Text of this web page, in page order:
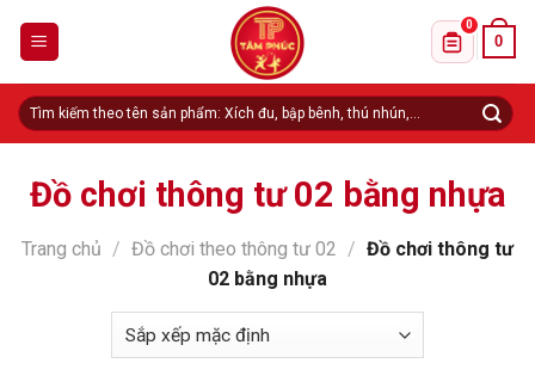
0
Danh sách
0
Tìm
kiếm:
Đồ chơi thông tư 02 bằng nhựa
Trang chủ / Đồ chơi theo thông tư 02 / Đồ chơi thông tư
02 bằng nhựa